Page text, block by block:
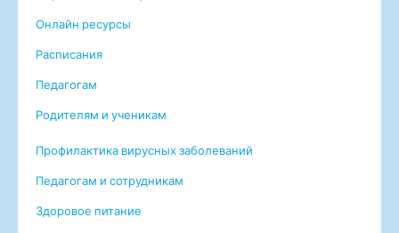
Онлайн ресурсы
Расписания
Педагогам
Родителям и ученикам
Профилактика вирусных заболеваний
Педагогам и сотрудникам
Здоровое питание